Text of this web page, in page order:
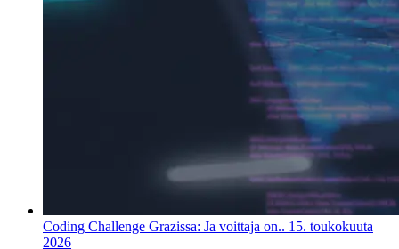
Coding Challenge Grazissa: Ja voittaja on.. 15. toukokuuta
2026